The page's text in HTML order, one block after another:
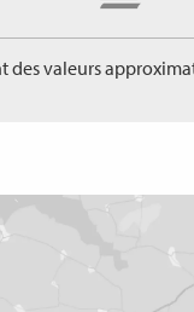
des valeurs